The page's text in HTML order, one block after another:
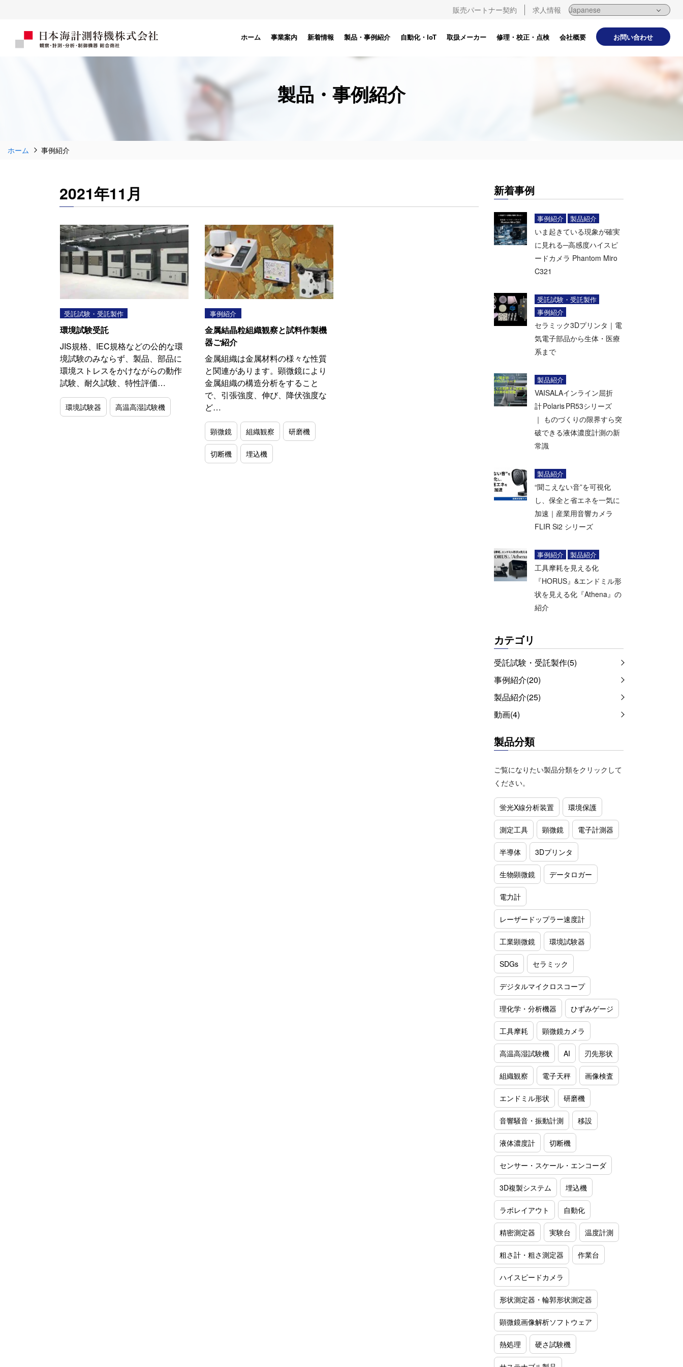
販売パートナー契約 求人情報
ホーム 事業案内 新着情報 製品・事例紹介 自動化・IoT 取扱メーカー 修理・校正・点検 会社概要 お問い合わせ
製品・事例紹介
ホーム 事例紹介
2021年11月
受託試験・受託製作
環境試験受託
JIS規格、IEC規格などの公的な環
境試験のみならず、製品、部品に
環境ストレスをかけながらの動作
試験、耐久試験、特性評価…
環境試験器 高温高湿試験機
事例紹介
金属結晶粒組織観察と試料作製機
器ご紹介
金属組織は金属材料の様々な性質
と関連があります。顕微鏡により
金属組織の構造分析をすること
で、引張強度、伸び、降伏強度な
ど…
顕微鏡 組織観察 研磨機
切断機 埋込機
新着事例
事例紹介 製品紹介
いま起きている現象が確実
に見れる─高感度ハイスピ
ードカメラ Phantom Miro
C321
受託試験・受託製作
事例紹介
セラミック3Dプリンタ｜電
気電子部品から生体・医療
系まで
製品紹介
VAISALAインライン屈折
計 Polaris PR53シリーズ
｜ ものづくりの限界すら突
破できる液体濃度計測の新
常識
製品紹介
“聞こえない音”を可視化
し、保全と省エネを一気に
加速｜産業用音響カメラ
FLIR Si2 シリーズ
事例紹介 製品紹介
工具摩耗を見える化
『HORUS』&エンドミル形
状を見える化『Athena』の
紹介
カテゴリ
受託試験・受託製作(5)
事例紹介(20)
製品紹介(25)
動画(4)
製品分類
ご覧になりたい製品分類をクリックして
ください。
蛍光X線分析装置 環境保護
測定工具 顕微鏡 電子計測器
半導体 3Dプリンタ
生物顕微鏡 データロガー
電力計
レーザードップラー速度計
工業顕微鏡 環境試験器
SDGs セラミック
デジタルマイクロスコープ
理化学・分析機器 ひずみゲージ
工具摩耗 顕微鏡カメラ
高温高湿試験機 AI 刃先形状
組織観察 電子天秤 画像検査
エンドミル形状 研磨機
音響騒音・振動計測 移設
液体濃度計 切断機
センサー・スケール・エンコーダ
3D複製システム 埋込機
ラボレイアウト 自動化
精密測定器 実験台 温度計測
粗さ計・粗さ測定器 作業台
ハイスピードカメラ
形状測定器・輪郭形状測定器
顕微鏡画像解析ソフトウェア
熱処理 硬さ試験機